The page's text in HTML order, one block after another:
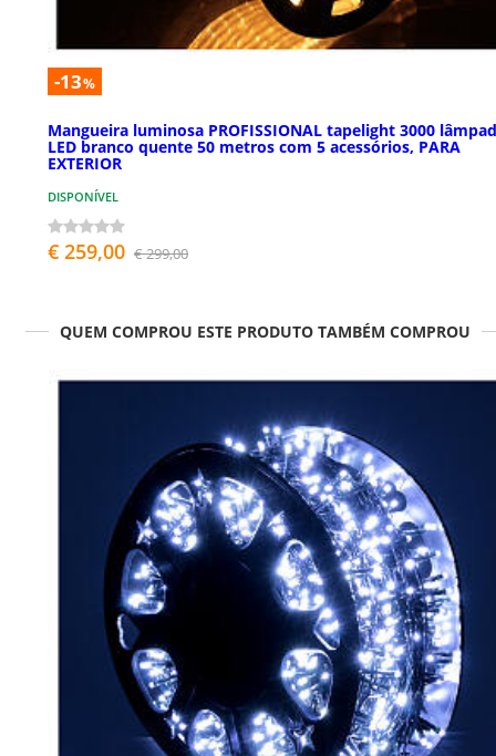
-13%
Mangueira luminosa PROFISSIONAL tapelight 3000
LED branco quente 50 metros com 5 acessórios, PARA
EXTERIOR
DISPONÍVEL
€ 259,00 € 299,00
QUEM COMPROU ESTE PRODUTO TAMBÉM COMPROU